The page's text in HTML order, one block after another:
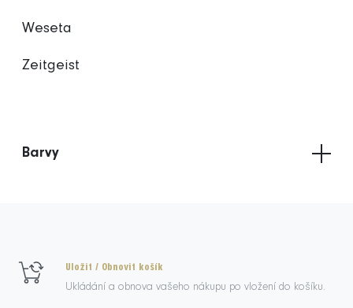
Weseta
Zeitgeist
Barvy
Uložit / Obnovit košík
Ukládání a obnova vašeho nákupu po vložení do košíku.